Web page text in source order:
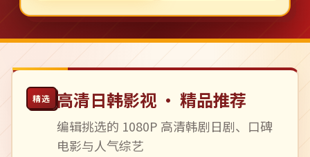
精选 高清日韩影视 · 精品推荐
编辑挑选的 1080P 高清韩剧日剧、口碑
电影与人气综艺